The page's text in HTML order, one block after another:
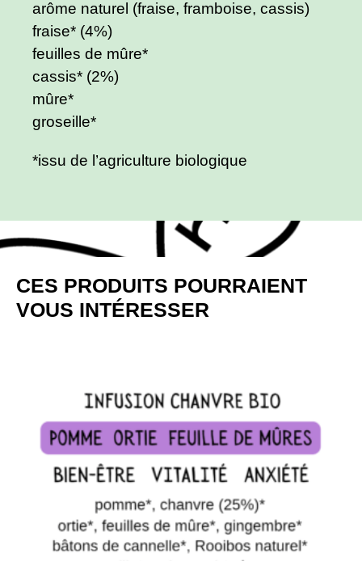
arôme naturel (fraise, framboise, cassis)
fraise* (4%)
feuilles de mûre*
cassis* (2%)
mûre*
groseille*
*issu de l’agriculture biologique
CES PRODUITS POURRAIENT
VOUS INTÉRESSER